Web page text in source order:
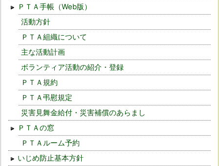
ＰＴＡ手帳（Web版）
活動方針
ＰＴＡ組織について
主な活動計画
ボランティア活動の紹介・登録
ＰＴＡ規約
ＰＴＡ弔慰規定
災害見舞金給付・災害補償のあらまし
ＰＴＡの窓
ＰＴＡルーム予約
いじめ防止基本方針